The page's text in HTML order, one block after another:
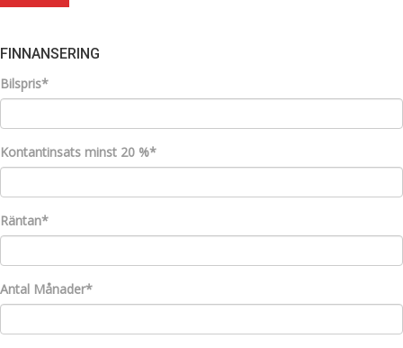
FINNANSERING
Bilspris*
Kontantinsats minst 20 %*
Räntan*
Antal Månader*